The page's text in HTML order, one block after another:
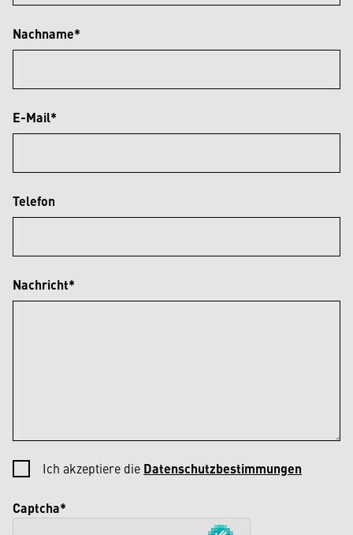
Nachname*
E-Mail*
Telefon
Nachricht*
Ich akzeptiere die Datenschutzbestimmungen
Captcha*